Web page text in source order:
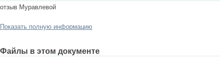
отзыв Муравлевой
Показать полную информацию
Файлы в этом документе